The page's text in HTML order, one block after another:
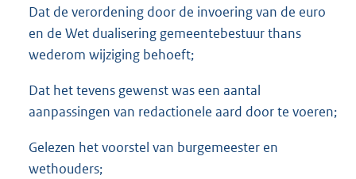
Dat de verordening door de invoering van de euro
en de Wet dualisering gemeentebestuur thans
wederom wijziging behoeft;
Dat het tevens gewenst was een aantal
aanpassingen van redactionele aard door te voeren;
Gelezen het voorstel van burgemeester en
wethouders;